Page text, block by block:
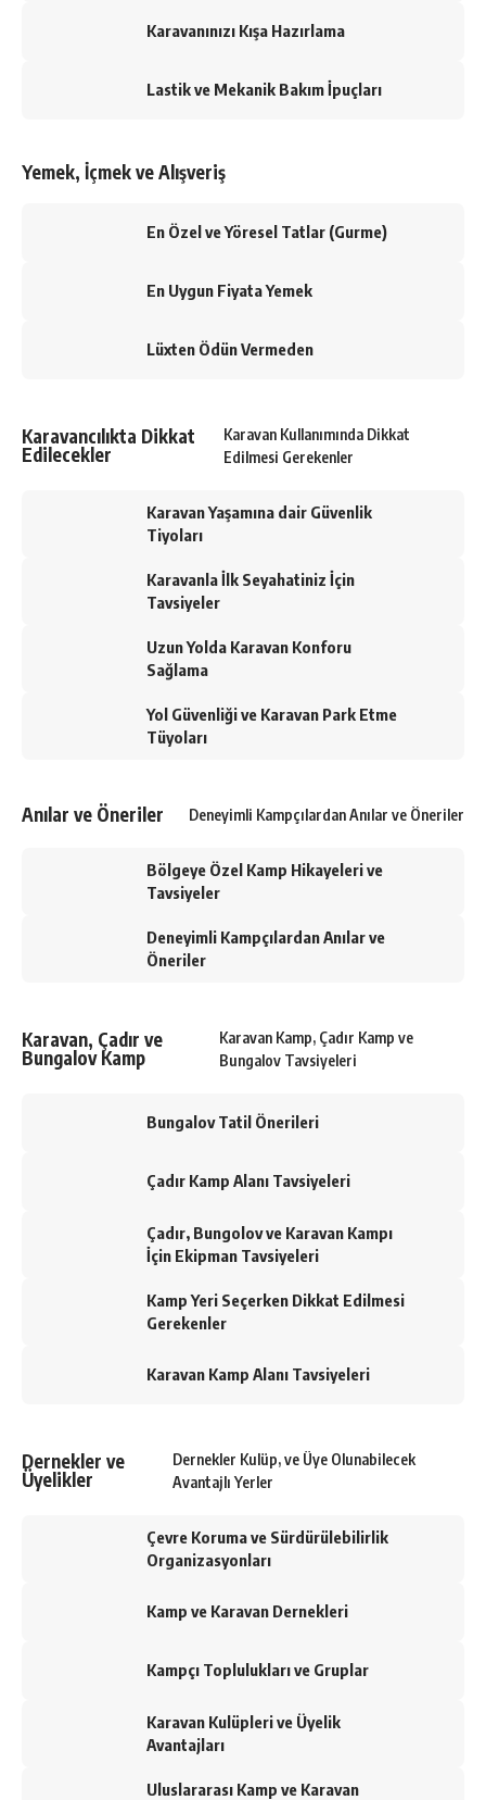
Karavanınızı Kışa Hazırlama
Lastik ve Mekanik Bakım İpuçları
Yemek, İçmek ve Alışveriş
En Özel ve Yöresel Tatlar (Gurme)
En Uygun Fiyata Yemek
Lüxten Ödün Vermeden
Karavancılıkta Dikkat
Edilecekler
Karavan Kullanımında Dikkat
Edilmesi Gerekenler
Karavan Yaşamına dair Güvenlik
Tiyoları
Karavanla İlk Seyahatiniz İçin
Tavsiyeler
Uzun Yolda Karavan Konforu
Sağlama
Yol Güvenliği ve Karavan Park Etme
Tüyoları
Anılar ve Öneriler Deneyimli Kampçılardan Anılar ve Öneriler
Bölgeye Özel Kamp Hikayeleri ve
Tavsiyeler
Deneyimli Kampçılardan Anılar ve
Öneriler
Karavan, Çadır ve
Bungalov Kamp
Karavan Kamp, Çadır Kamp ve
Bungalov Tavsiyeleri
Bungalov Tatil Önerileri
Çadır Kamp Alanı Tavsiyeleri
Çadır, Bungolov ve Karavan Kampı
İçin Ekipman Tavsiyeleri
Kamp Yeri Seçerken Dikkat Edilmesi
Gerekenler
Karavan Kamp Alanı Tavsiyeleri
Dernekler ve
Üyelikler
Dernekler Kulüp, ve Üye Olunabilecek
Avantajlı Yerler
Çevre Koruma ve Sürdürülebilirlik
Organizasyonları
Kamp ve Karavan Dernekleri
Kampçı Toplulukları ve Gruplar
Karavan Kulüpleri ve Üyelik
Avantajları
Uluslararası Kamp ve Karavan